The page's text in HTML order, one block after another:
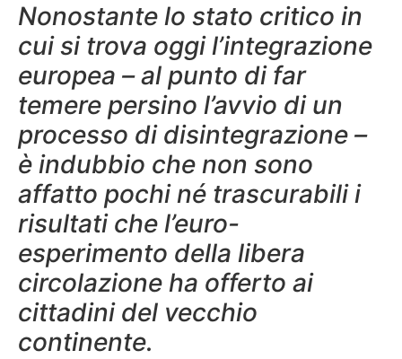
Nonostante lo stato critico in
cui si trova oggi l’integrazione
europea – al punto di far
temere persino l’avvio di un
processo di disintegrazione –
è indubbio che non sono
affatto pochi né trascurabili i
risultati che l’euro-
esperimento della libera
circolazione ha offerto ai
cittadini del vecchio
continente.